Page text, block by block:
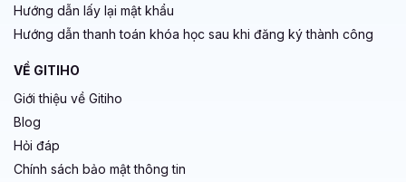
Hướng dẫn lấy lại mật khẩu
Hướng dẫn thanh toán khóa học sau khi đăng ký thành công
VỀ GITIHO
Giới thiệu về Gitiho
Blog
Hỏi đáp
Chính sách bảo mật thông tin